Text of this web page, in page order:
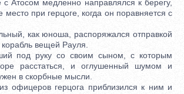
медленно направлялся к берегу,
место при герцоге, когда он поравняется с
как юноша, распоряжался отправкой
вещей Рауля.
руку со своим сыном, с которым
расстаться, и оглушенный шумом и
в скорбные мысли.
герцога приблизился к ним и